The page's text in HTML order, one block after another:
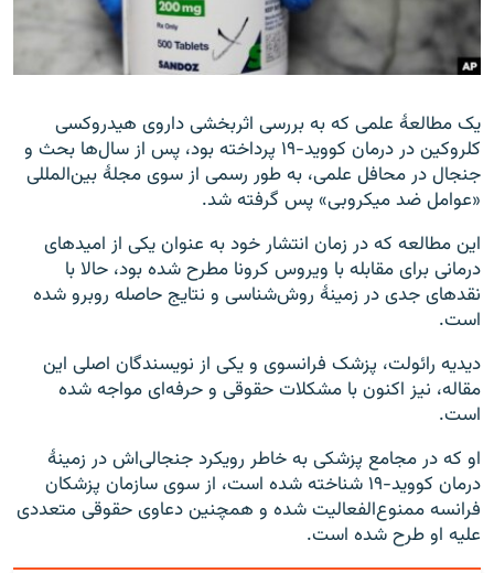
زبان‌های دیگر
یک مطالعهٔ علمی که به بررسی اثربخشی داروی هیدروکسی
کلروکین در درمان کووید-۱۹ پرداخته بود، پس از سال‌ها بحث و
جنجال در محافل علمی، به طور رسمی از سوی مجلهٔ بین‌المللی
«عوامل ضد میکروبی» پس گرفته شد.
این مطالعه که در زمان انتشار خود به عنوان یکی از امیدهای
درمانی برای مقابله با ویروس کرونا مطرح شده بود، حالا با
نقدهای جدی در زمینهٔ روش‌شناسی و نتایج حاصله روبرو شده
است.
دیدیه رائولت، پزشک فرانسوی و یکی از نویسندگان اصلی این
مقاله، نیز اکنون با مشکلات حقوقی و حرفه‌ای مواجه شده
است.
او که در مجامع پزشکی به خاطر رویکرد جنجالی‌اش در زمینهٔ
درمان کووید-۱۹ شناخته شده است، از سوی سازمان پزشکان
فرانسه ممنوع‌الفعالیت شده و همچنین دعاوی حقوقی متعددی
علیه او طرح شده است.